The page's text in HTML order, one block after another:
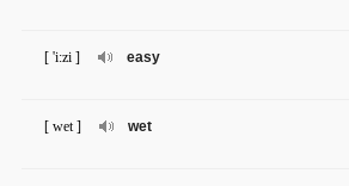
easy
[ 'i:zi ]
wet
[ wet ]